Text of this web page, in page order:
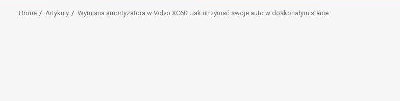
Home Artykuly Wymiana amortyzatora w Volvo XC60: Jak utrzymać swoje auto w doskonałym stanie